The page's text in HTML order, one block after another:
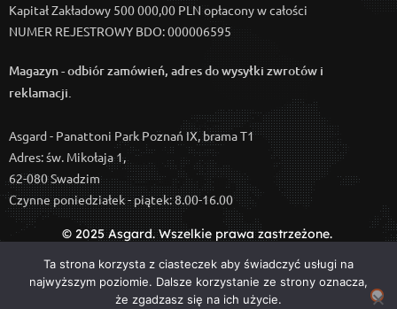
Kapitał Zakładowy 500 000,00 PLN opłacony w całości
NUMER REJESTROWY BDO: 000006595
Magazyn - odbiór zamówień, adres do wysyłki zwrotów i
reklamacji.
Asgard - Panattoni Park Poznań IX, brama T1
Adres: św. Mikołaja 1,
62-080 Swadzim
Czynne poniedziałek - piątek: 8.00-16.00
© 2025Asgard.Wszelkieprawa zastrzeżone.
Zdjęcia pochodzą z zasobów Firmy Asgard i są jej własnością.
Kopiowanie, wykorzystywanie bez pisemnej zgody jest
zabronione.
Ta strona korzysta z ciasteczek aby świadczyć usługi na
najwyższym poziomie. Dalsze korzystanie ze strony oznacza,
że zgadzasz się na ich użycie.